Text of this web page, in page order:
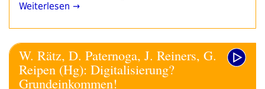
Weiterlesen →
W. Rätz, D. Paternoga, J. Reiners, G.
Reipen (Hg): Digitalisierung?
Grundeinkommen!